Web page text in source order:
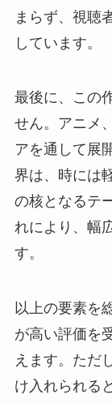
まらず、視聴
しています。
最後に、この
せん。アニメ
アを通して展
界は、時には
の核となるテ
れにより、幅
す。
以上の要素を
が高い評価を
えます。ただ
け入れられる